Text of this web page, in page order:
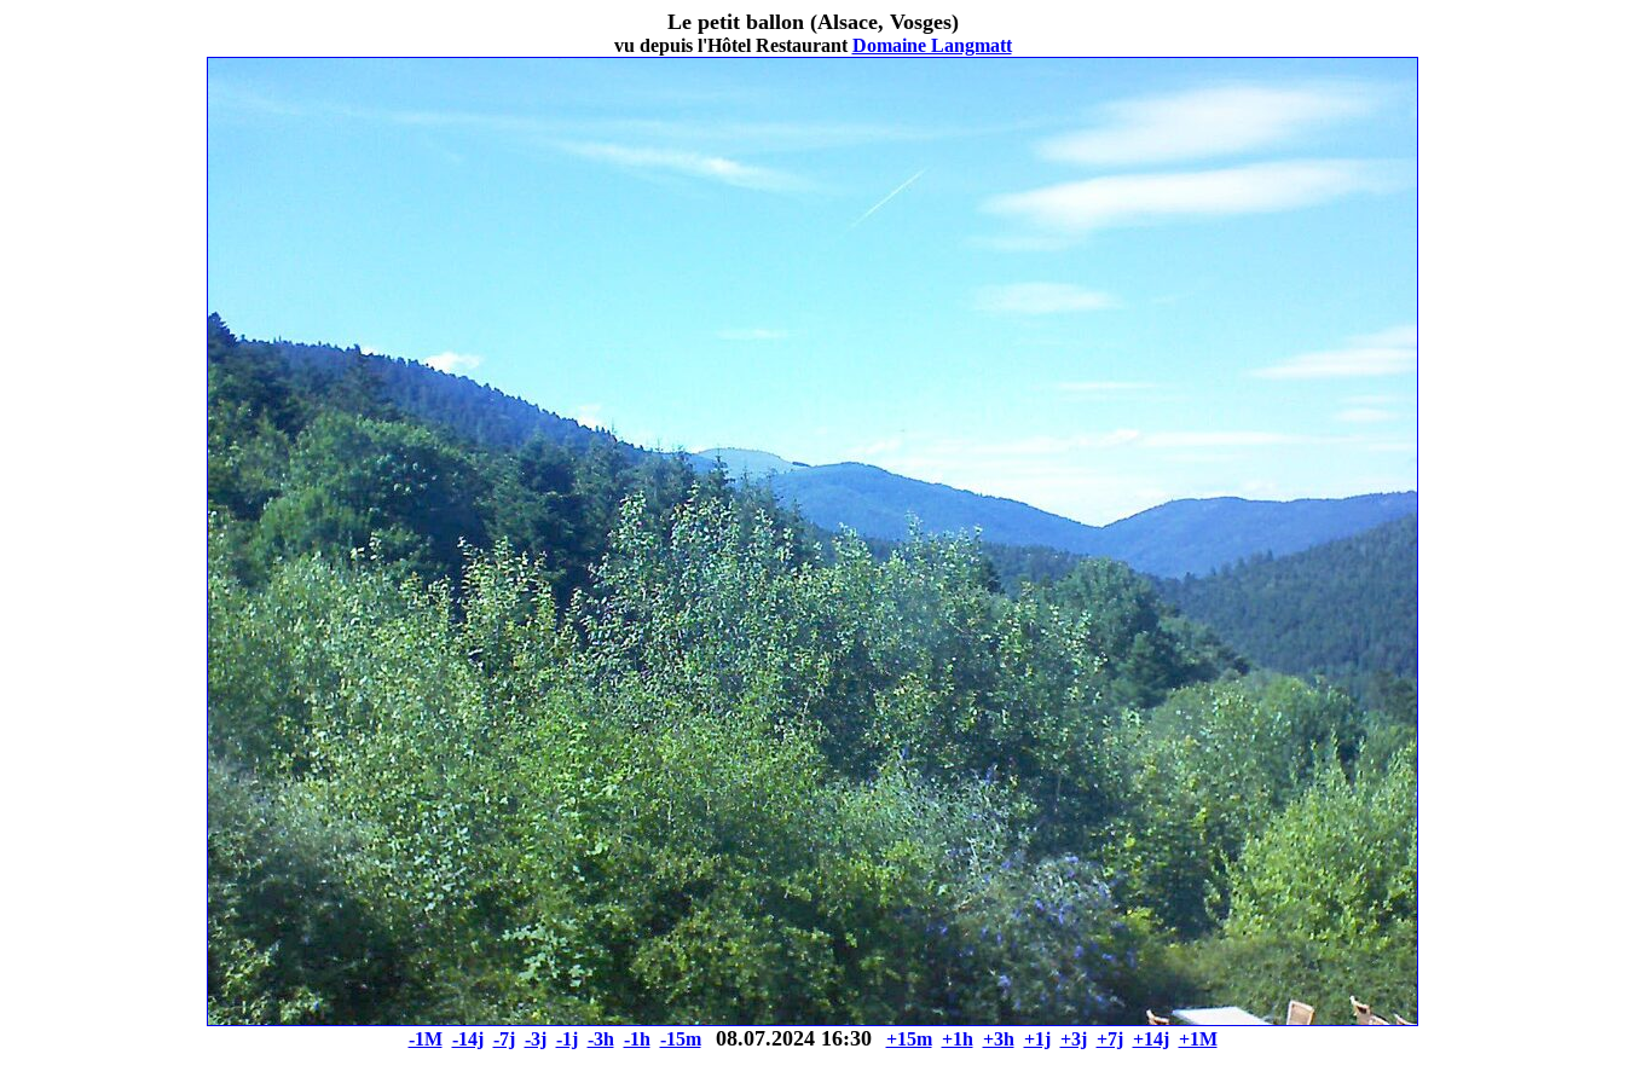
Le petit ballon (Alsace, Vosges)
vu depuis l'Hôtel Restaurant Domaine Langmatt
-1M -14j -7j -3j -1j -3h -1h -15m 08.07.2024 16:30 +15m +1h +3h +1j +3j +7j +14j +1M